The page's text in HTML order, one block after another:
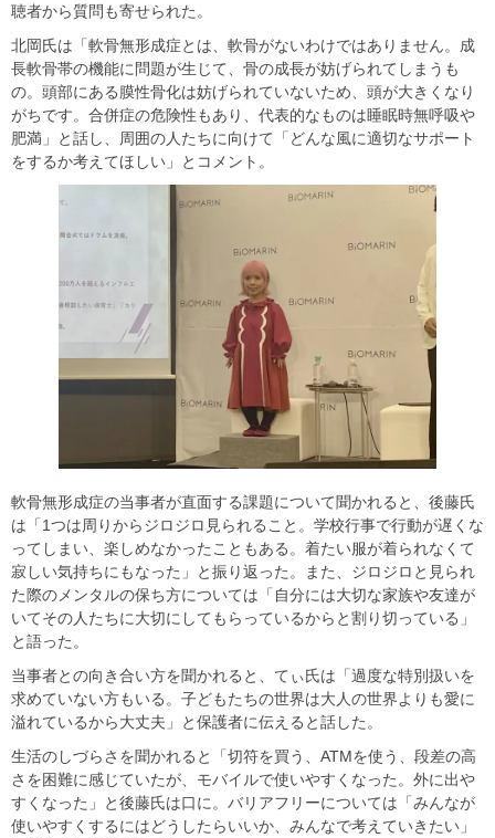
聴者から質問も寄せられた。
北岡氏は「軟骨無形成症とは、軟骨がないわけではありません。成
長軟骨帯の機能に問題が生じて、骨の成長が妨げられてしまうも
の。頭部にある膜性骨化は妨げられていないため、頭が大きくなり
がちです。合併症の危険性もあり、代表的なものは睡眠時無呼吸や
肥満」と話し、周囲の人たちに向けて「どんな風に適切なサポート
をするか考えてほしい」とコメント。
軟骨無形成症の当事者が直面する課題について聞かれると、後藤氏
は「1つは周りからジロジロ見られること。学校行事で行動が遅くな
ってしまい、楽しめなかったこともある。着たい服が着られなくて
寂しい気持ちにもなった」と振り返った。また、ジロジロと見られ
た際のメンタルの保ち方については「自分には大切な家族や友達が
いてその人たちに大切にしてもらっているからと割り切っている」
と語った。
当事者との向き合い方を聞かれると、てぃ氏は「過度な特別扱いを
求めていない方もいる。子どもたちの世界は大人の世界よりも愛に
溢れているから大丈夫」と保護者に伝えると話した。
生活のしづらさを聞かれると「切符を買う、ATMを使う、段差の高
さを困難に感じていたが、モバイルで使いやすくなった。外に出や
すくなった」と後藤氏は口に。バリアフリーについては「みんなが
使いやすくするにはどうしたらいいか、みんなで考えていきたい」